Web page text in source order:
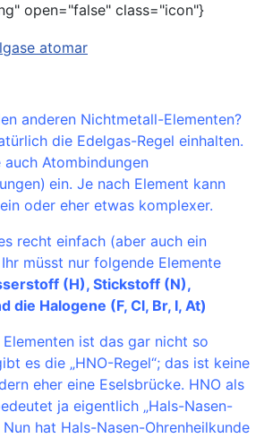
open="false" class="icon"}
anderen Nichtmetall-Elementen?
die Edelgas-Regel einhalten.
Atombindungen
ein. Je nach Element kann
oder eher etwas komplexer.
recht einfach (aber auch ein
müsst nur folgende Elemente
(H), Stickstoff (N),
die Halogene (F, Cl, Br, I, At)
ist das gar nicht so
es die „HNO-Regel“; das ist keine
eher eine Eselsbrücke. HNO als
ja eigentlich „Hals-Nasen-
Nun hat Hals-Nasen-Ohrenheilkunde